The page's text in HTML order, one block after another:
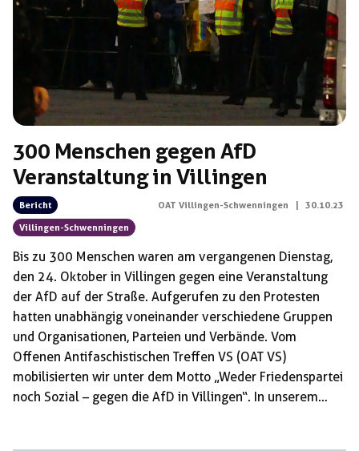
Veranstaltung
300 Menschen gegen AfD
Veranstaltung in Villingen
Bericht
Villingen-Schwenningen
OAT Villingen-Schwenningen 30.10.23
Bis zu 300 Menschen waren am vergangenen Dienstag,
den 24. Oktober in Villingen gegen eine Veranstaltung
der AfD auf der Straße. Aufgerufen zu den Protesten
hatten unabhängig voneinander verschiedene Gruppen
und Organisationen, Parteien und Verbände. Vom
Offenen Antifaschistischen Treffen VS (OAT VS)
mobilisierten wir unter dem Motto „Weder Friedenspartei
noch Sozial – gegen die AfD in Villingen“. In unserem